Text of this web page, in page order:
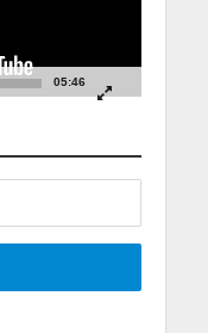
05:46